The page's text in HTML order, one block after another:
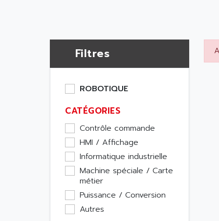
Filtres
ROBOTIQUE
CATÉGORIES
Contrôle commande
HMI / Affichage
Informatique industrielle
Machine spéciale / Carte
métier
Puissance / Conversion
Autres